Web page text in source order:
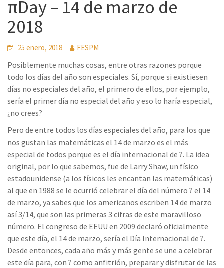
πDay – 14 de marzo de
2018
25 enero, 2018 FESPM
Posiblemente muchas cosas, entre otras razones porque
todo los días del año son especiales. Sí, porque si existiesen
días no especiales del año, el primero de ellos, por ejemplo,
sería el primer día no especial del año y eso lo haría especial,
¿no crees?
Pero de entre todos los días especiales del año, para los que
nos gustan las matemáticas el 14 de marzo es el más
especial de todos porque es el día internacional de ?. La idea
original, por lo que sabemos, fue de Larry Shaw, un físico
estadounidense (a los físicos les encantan las matemáticas)
al que en 1988 se le ocurrió celebrar el día del número ? el 14
de marzo, ya sabes que los americanos escriben 14 de marzo
así 3/14, que son las primeras 3 cifras de este maravilloso
número. El congreso de EEUU en 2009 declaró oficialmente
que este día, el 14 de marzo, sería el Día Internacional de ?.
Desde entonces, cada año más y más gente se une a celebrar
este día para, con ? como anfitrión, preparar y disfrutar de las